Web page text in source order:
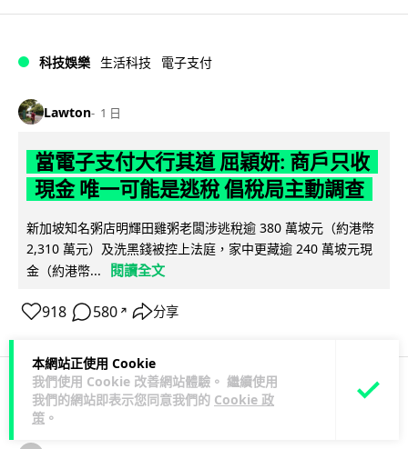
本網站正使用 Cookie
我們使用 Cookie 改善網站體驗。 繼續使用
我們的網站即表示您同意我們的 Cookie 政
策 。
科技娛樂 生活科技 電子支付
Lawton 1 日
當電子支付大行其道 屈穎妍: 商戶只收
現金 唯一可能是逃稅 倡稅局主動調查
新加坡知名粥店明輝田雞粥老闆涉逃稅逾 380 萬坡元（約港幣
2,310 萬元）及洗黑錢被控上法庭，家中更藏逾 240 萬坡元現
金（約港幣...
閱讀全文
918 580 ↗ 分享
人工智能